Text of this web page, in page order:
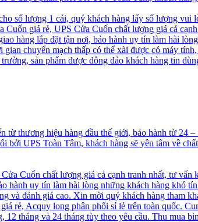
số lượng 1 cái, quý khách hàng lấy số lượng
giá rẻ, UPS Cửa Cuốn chất lượng giá cả
hàng lắp đặt tận nơi, bảo hành uy tín làm hài
chuyển mạch thấp có thể xài được có máy
sản phẩm được đông đảo khách hàng tin
thương hiệu hàng đầu thế giới, bảo hành từ 24
bởi UPS Toàn Tâm, khách hàng sẽ yên tâm về
Cuốn chất lượng giá cả cạnh tranh nhất, tư
hành uy tín làm hài lòng những khách hàng khó
và đánh giá cao. Xin mời quý khách hàng tham
rẻ, Acquy long phân phối sỉ lẻ trên toàn quốc.
tháng và 24 tháng tùy theo yêu cầu. Thu mua